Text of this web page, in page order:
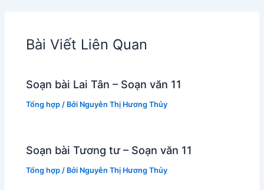
Bài Viết Liên Quan
Soạn bài Lai Tân – Soạn văn 11
Tổng hợp / Bởi Nguyễn Thị Hương Thủy
Soạn bài Tương tư – Soạn văn 11
Tổng hợp / Bởi Nguyễn Thị Hương Thủy